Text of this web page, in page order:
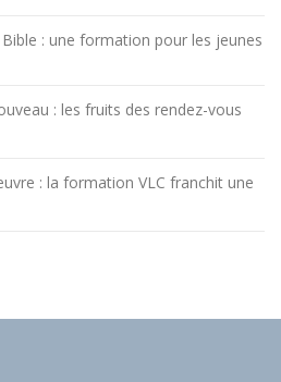
: une formation pour les jeunes
: les fruits des rendez-vous
: la formation VLC franchit une